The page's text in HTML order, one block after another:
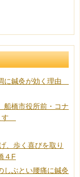
に鍼灸が効く理由
橋市役所前・コナ
す
、歩く喜びを取り
４F
しぶとい腰痛に鍼灸